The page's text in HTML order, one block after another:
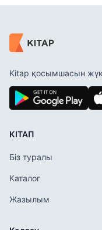
Kitap қосымшасын
КІТАП
Біз туралы
Каталог
Жазылым